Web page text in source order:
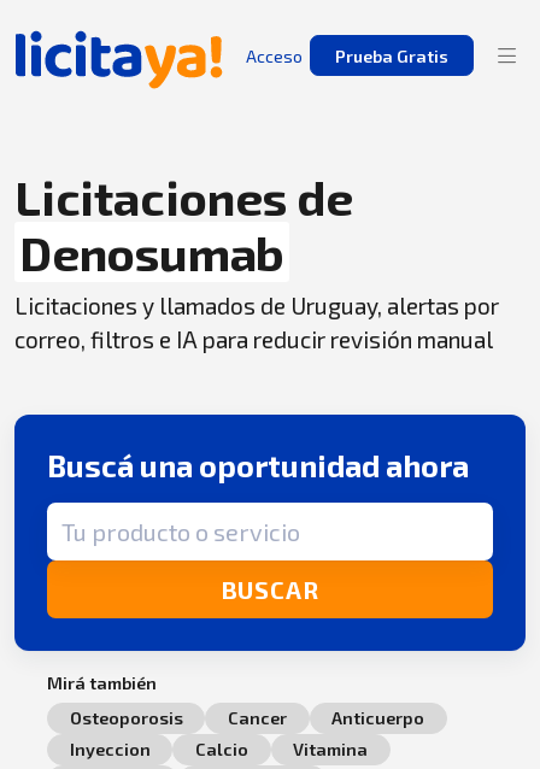
Acceso Prueba Gratis
Licitaciones de
Denosumab
Licitaciones y llamados de Uruguay, alertas por
correo, filtros e IA para reducir revisión manual
Buscá una oportunidad ahora
Término de búsqueda
BUSCAR
Mirá también
Osteoporosis
Cancer
Anticuerpo
Inyeccion
Calcio
Vitamina